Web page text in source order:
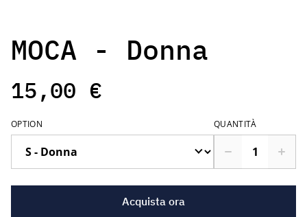
MOCA - Donna
15,00 €
OPTION QUANTITÀ
Acquista ora